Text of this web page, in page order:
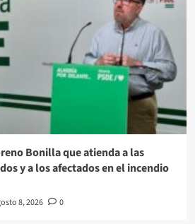
Bonilla que atienda a las
y a los afectados en el incendio
8, 2026 0